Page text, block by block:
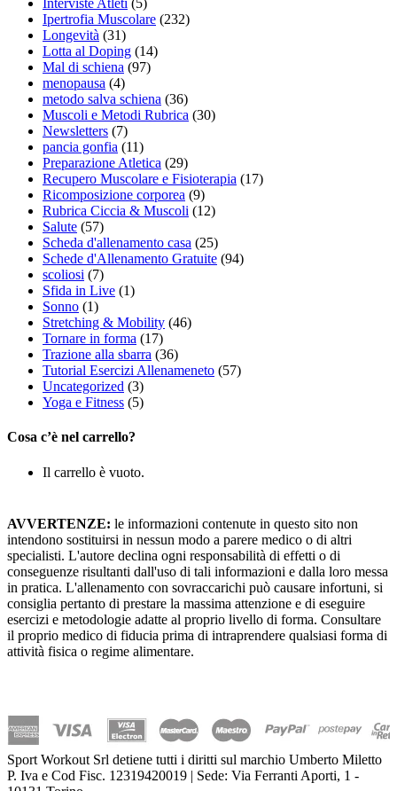
Interviste Atleti (5)
Ipertrofia Muscolare (232)
Longevità (31)
Lotta al Doping (14)
Mal di schiena (97)
menopausa (4)
metodo salva schiena (36)
Muscoli e Metodi Rubrica (30)
Newsletters (7)
pancia gonfia (11)
Preparazione Atletica (29)
Recupero Muscolare e Fisioterapia (17)
Ricomposizione corporea (9)
Rubrica Ciccia & Muscoli (12)
Salute (57)
Scheda d'allenamento casa (25)
Schede d'Allenamento Gratuite (94)
scoliosi (7)
Sfida in Live (1)
Sonno (1)
Stretching & Mobility (46)
Tornare in forma (17)
Trazione alla sbarra (36)
Tutorial Esercizi Allenameneto (57)
Uncategorized (3)
Yoga e Fitness (5)
Cosa c’è nel carrello?
Il carrello è vuoto.
AVVERTENZE: le informazioni contenute in questo sito non
intendono sostituirsi in nessun modo a parere medico o di altri
specialisti. L'autore declina ogni responsabilità di effetti o di
conseguenze risultanti dall'uso di tali informazioni e dalla loro messa
in pratica. L'allenamento con sovraccarichi può causare infortuni, si
consiglia pertanto di prestare la massima attenzione e di eseguire
esercizi e metodologie adatte al proprio livello di forma. Consultare
il proprio medico di fiducia prima di intraprendere qualsiasi forma di
attività fisica o regime alimentare.
Sport Workout Srl detiene tutti i diritti sul marchio Umberto Miletto
P. Iva e Cod Fisc. 12319420019 | Sede: Via Ferranti Aporti, 1 -